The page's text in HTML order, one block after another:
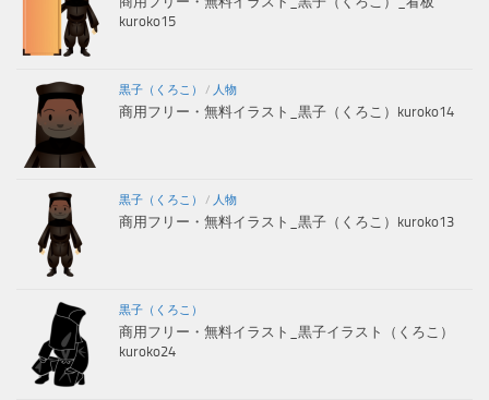
kuroko15
黒子（くろこ） / 人物
商用フリー・無料イラスト_黒子（くろこ）kuroko14
黒子（くろこ） / 人物
商用フリー・無料イラスト_黒子（くろこ）kuroko13
黒子（くろこ）
商用フリー・無料イラスト_黒子イラスト（くろこ）
kuroko24